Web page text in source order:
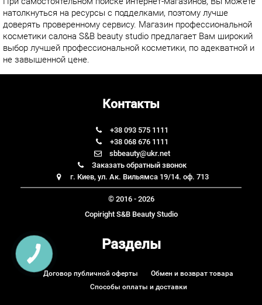
натолкнуться на ресурсы с подделками, поэтому лучше
доверять проверенному сервису. Магазин профессиональной
косметики салона S&B beauty studio предлагает Вам широкий
выбор лучшей профессиональной косметики, по адекватной и
не завышенной цене.
Контакты
+38 093 575 1111
+38 068 676 1111
sbbeauty@ukr.net
Заказать обратный звонок
г. Киев, ул. Ак. Вильямса 19/14. оф. 713
© 2016 - 2026
Copiright S&B Beauty Studio
Разделы
Договор публичной оферты
Обмен и возврат товара
Способы оплаты и доставки